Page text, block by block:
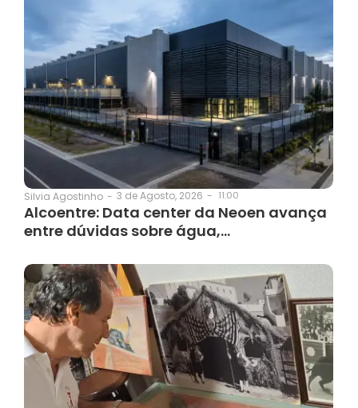
Silvia Agostinho - 3 de Agosto, 2026 - 11:00
Alcoentre: Data center da Neoen avança
entre dúvidas sobre água,…